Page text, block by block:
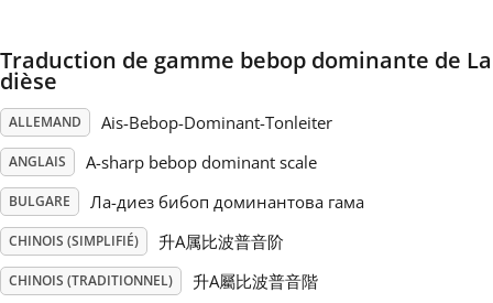
Português
Русский
Svenska
Tiếng Việt
Traduction de gamme bebop dominante de La
dièse
ALLEMAND Ais-Bebop-Dominant-Tonleiter
ANGLAIS A-sharp bebop dominant scale
BULGARE Ла-диез бибоп доминантова гама
CHINOIS (SIMPLIFIÉ) 升A属比波普音阶
CHINOIS (TRADITIONNEL) 升A屬比波普音階